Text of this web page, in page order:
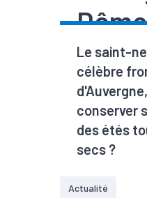
2ème
Le saint-
célèbre
conserver
des étés
secs ?
Actualité